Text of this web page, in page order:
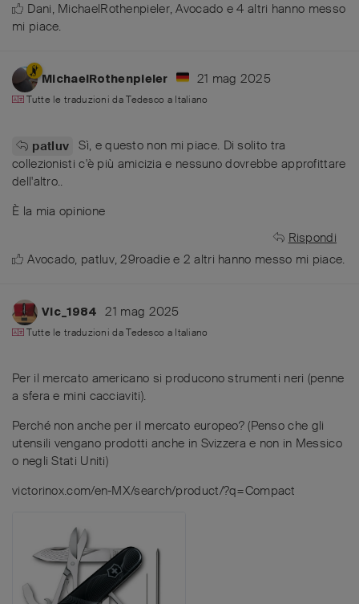
Dani, MichaelRothenpieler,Avocado e4 altri hanno messo
mi piace.
MichaelRothenpieler 21 mag 2025
Tutte le traduzioni daTedesco a Italiano
patluv Sì, e questo non mi piace. Di solito tra
collezionisti c'è più amicizia e nessuno dovrebbe approfittare
dell'altro..
È la mia opinione
Rispondi
Avocado, patluv,29roadiee 2 altri hanno messo mi piace.
Vic_1984 21 mag 2025
Tutte le traduzioni daTedesco a Italiano
Per il mercato americano si producono strumenti neri (penne
a sfera e mini cacciaviti).
Perché non anche per il mercato europeo? (Penso che gli
utensili vengano prodotti anche in Svizzera e non in Messico
o negli Stati Uniti)
victorinox.com/en-MX/search/product/?q=Compact